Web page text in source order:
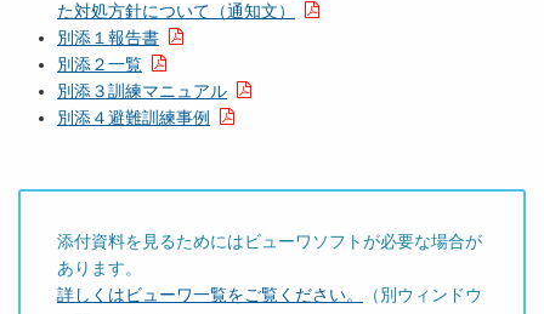
た対処方針について（通知文）
別添１報告書
別添２一覧
別添３訓練マニュアル
別添４避難訓練事例
添付資料を見るためにはビューワソフトが必要な場合が
あります。
詳しくはビューワ一覧をご覧ください。
（別ウィンドウ